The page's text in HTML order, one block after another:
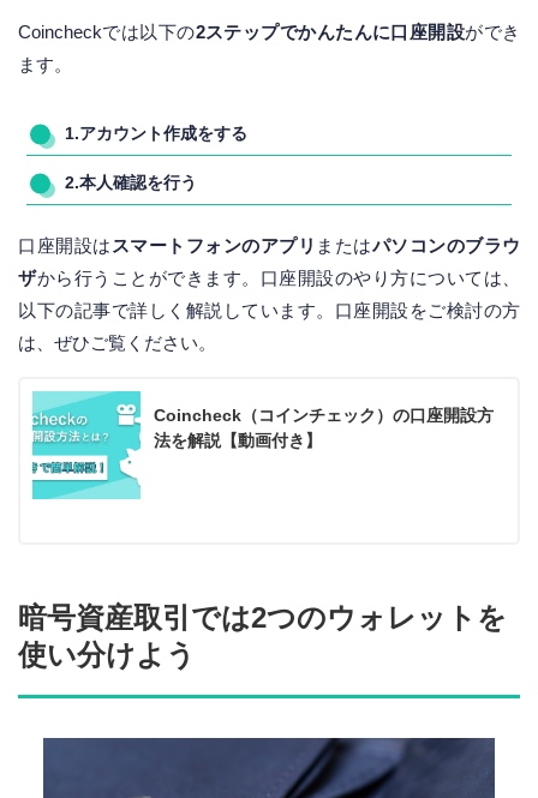
Coincheckでは以下の2ステップでかんたんに口座開設ができ
ます。
1.アカウント作成をする
2.本人確認を行う
口座開設は スマートフォンのアプリ またはパソコンのブラウ
ザから行うことができます。口座開設のやり方については、
以下の記事で詳しく解説しています。口座開設をご検討の方
は、ぜひご覧ください。
Coincheck（コインチェック）の口座開設方
法を解説【動画付き】
暗号資産取引では2つのウォレットを
使い分けよう